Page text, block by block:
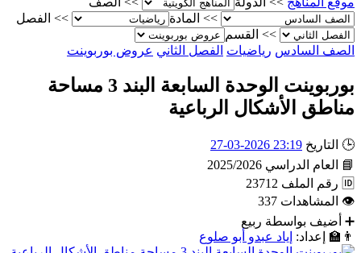
>>
المادة >>
الفصل
>>
القسم
الصف السادس رياضيات الفصل الثاني عروض بوربوينت
بوربوينت الوحدة السابعة البند 3 مساحة
مناطق الأشكال الرباعية
🕒 التاريخ 23:19 2026-03-27
📘
العام الدراسي 2025/2026
🆔 رقم الملف 23712
👁
المشاهدات 337
➕
أضيف بواسطة ربيع
👨‍🏫
إعداد: إياد عبدو أبو صلوع